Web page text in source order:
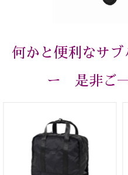
何かと便利なサブ
ー 是非ご一